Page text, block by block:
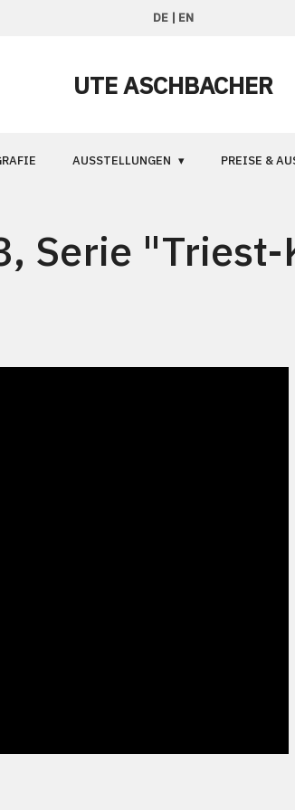
DE| EN
UTE ASCHBACHER
AUSSTELLUNGEN PREISE &
Serie